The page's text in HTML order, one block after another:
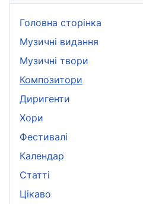
Головна сторінка
Музичні видання
Музичні твори
Композитори
Диригенти
Хори
Фестивалі
Календар
Статті
Цікаво